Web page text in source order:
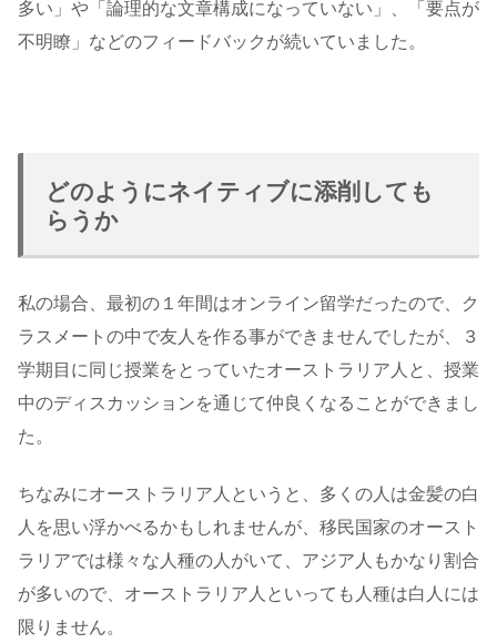
多い」や「論理的な文章構成になっていない」、「要点が
不明瞭」などのフィードバックが続いていました。
どのようにネイティブに添削しても
らうか
私の場合、最初の１年間はオンライン留学だったので、ク
ラスメートの中で友人を作る事ができませんでしたが、３
学期目に同じ授業をとっていたオーストラリア人と、授業
中のディスカッションを通じて仲良くなることができまし
た。
ちなみにオーストラリア人というと、多くの人は金髪の白
人を思い浮かべるかもしれませんが、移民国家のオースト
ラリアでは様々な人種の人がいて、アジア人もかなり割合
が多いので、オーストラリア人といっても人種は白人には
限りません。